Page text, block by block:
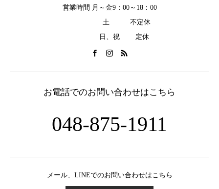
営業時間 月～金9：00～18：00
土 不定休
日、祝 定休
お電話でのお問い合わせはこちら
048-875-1911
メール、LINEでのお問い合わせはこちら